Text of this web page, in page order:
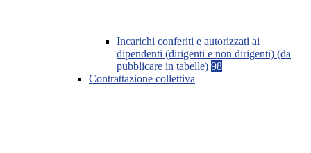
Incarichi conferiti e autorizzati ai
dipendenti (dirigenti e non dirigenti) (da
pubblicare in tabelle) 98
Contrattazione collettiva